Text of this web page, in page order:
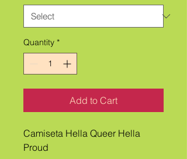
Quantity *
Add to Cart
Camiseta Hella Queer Hella
Proud